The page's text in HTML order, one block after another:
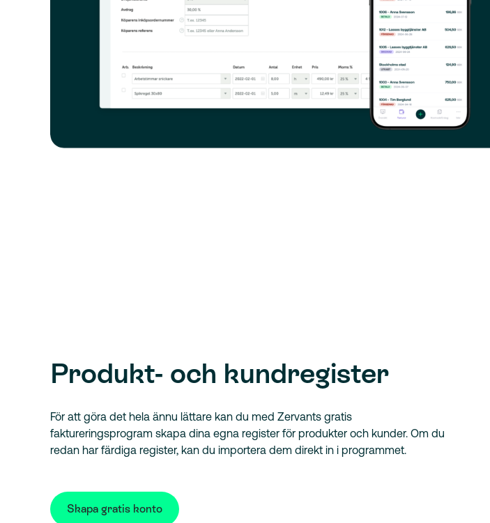
Produkt- och kundregister
För att göra det hela ännu lättare kan du med Zervants gratis
faktureringsprogram skapa dina egna register för produkter och kunder. Om du
redan har färdiga register, kan du importera dem direkt in i programmet.
Skapa gratis konto